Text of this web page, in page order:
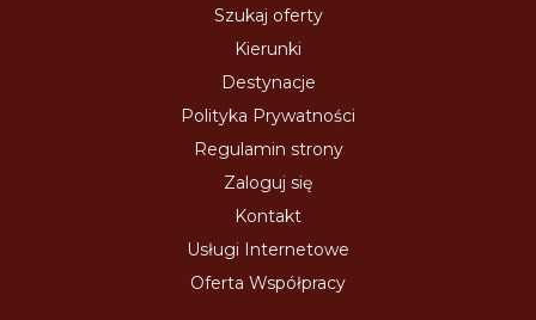
Szukaj oferty
Kierunki
Destynacje
Polityka Prywatności
Regulamin strony
Zaloguj się
Kontakt
Usługi Internetowe
Oferta Współpracy